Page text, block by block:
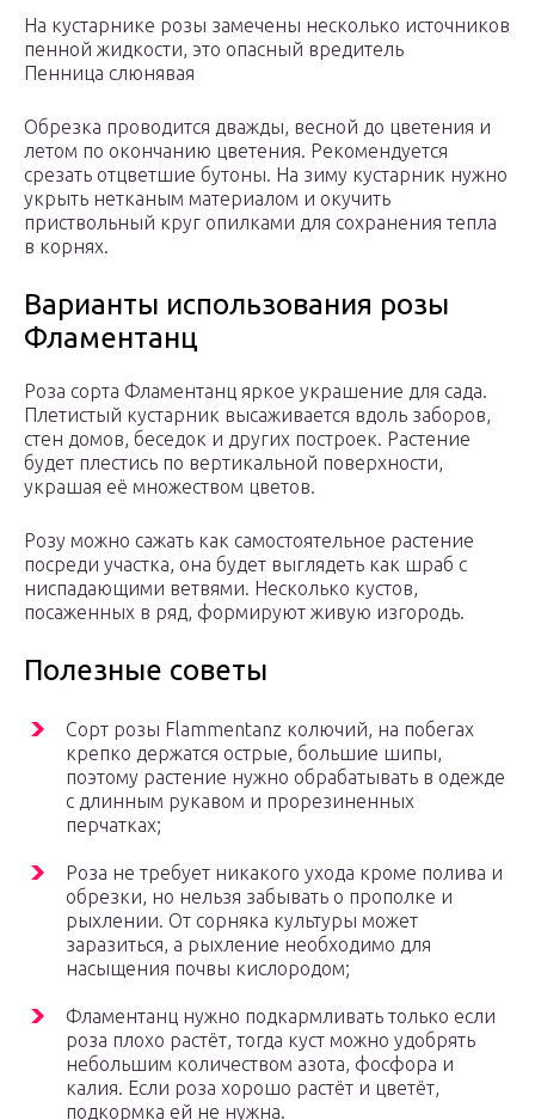
На кустарнике розы замечены несколько источников
пенной жидкости, это опасный вредитель
Пенница слюнявая
Обрезка проводится дважды, весной до цветения и
летом по окончанию цветения. Рекомендуется
срезать отцветшие бутоны. На зиму кустарник нужно
укрыть нетканым материалом и окучить
приствольный круг опилками для сохранения тепла
в корнях.
Варианты использования розы
Фламентанц
Роза сорта Фламентанц яркое украшение для сада.
Плетистый кустарник высаживается вдоль заборов,
стен домов, беседок и других построек. Растение
будет плестись по вертикальной поверхности,
украшая её множеством цветов.
Розу можно сажать как самостоятельное растение
посреди участка, она будет выглядеть как шраб с
ниспадающими ветвями. Несколько кустов,
посаженных в ряд, формируют живую изгородь.
Полезные советы
Сорт розы Flammentanz колючий, на побегах
крепко держатся острые, большие шипы,
поэтому растение нужно обрабатывать в одежде
с длинным рукавом и прорезиненных
перчатках;
Роза не требует никакого ухода кроме полива и
обрезки, но нельзя забывать о прополке и
рыхлении. От сорняка культуры может
заразиться, а рыхление необходимо для
насыщения почвы кислородом;
Фламентанц нужно подкармливать только если
роза плохо растёт, тогда куст можно удобрять
небольшим количеством азота, фосфора и
калия. Если роза хорошо растёт и цветёт,
подкормка ей не нужна.